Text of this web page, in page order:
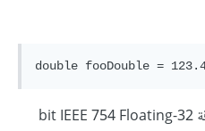
- فاصلة عائمة وحيدة الدقة 32-bit IEEE 754 Floating